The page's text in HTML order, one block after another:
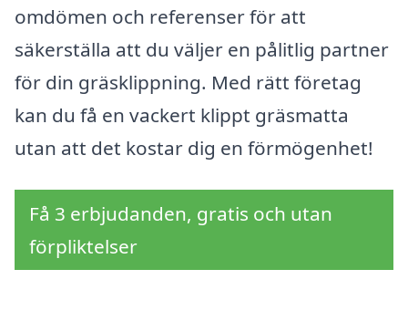
omdömen och referenser för att
säkerställa att du väljer en pålitlig partner
för din gräsklippning. Med rätt företag
kan du få en vackert klippt gräsmatta
utan att det kostar dig en förmögenhet!
Få 3 erbjudanden, gratis och utan
förpliktelser